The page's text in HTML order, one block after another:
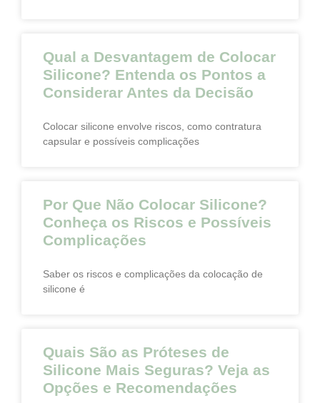
Qual a Desvantagem de Colocar
Silicone? Entenda os Pontos a
Considerar Antes da Decisão
Colocar silicone envolve riscos, como contratura
capsular e possíveis complicações
Por Que Não Colocar Silicone?
Conheça os Riscos e Possíveis
Complicações
Saber os riscos e complicações da colocação de
silicone é
Quais São as Próteses de
Silicone Mais Seguras? Veja as
Opções e Recomendações